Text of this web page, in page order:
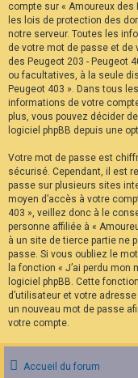
compte sur « Amoureux des
les lois de protection des
notre serveur. Toutes les
de votre mot de passe et de
des Peugeot 203 - Peugeot
ou facultatives, à la seule
Peugeot 403 ». Dans tous
informations de votre
plus, vous pouvez décider
logiciel phpBB depuis une
Votre mot de passe est
sécurisé. Cependant, il est
passe sur plusieurs sites
moyen d’accès à votre
403 », veillez donc à le
personne affiliée à «
à un site de tierce partie ne
passe. Si vous oubliez le
la fonction « J’ai perdu
logiciel phpBB. Cette
d’utilisateur et votre
un nouveau mot de passe
votre compte.
Accueil du forum